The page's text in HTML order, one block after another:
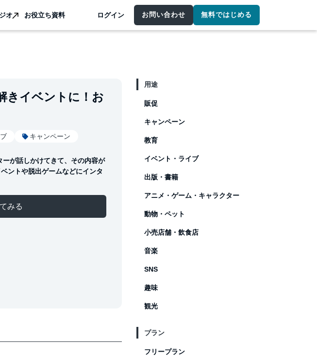
オ お役立ち資料 ログイン お問い合わせ 無料ではじめる
きイベントに！お
キャンペーン
が話しかけてきて、その内容が
ントや脱出ゲームなどにインタ
みる
用途
販促
キャンペーン
教育
イベント・ライブ
出版・書籍
アニメ・ゲーム・キャラクター
動物・ペット
小売店舗・飲食店
音楽
SNS
趣味
観光
プラン
フリープラン